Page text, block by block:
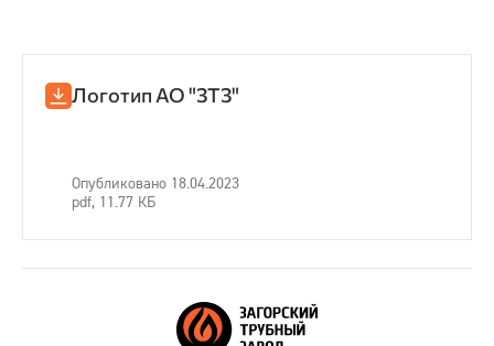
Логотип АО "ЗТЗ"
Опубликовано 18.04.2023
pdf, 11.77 КБ